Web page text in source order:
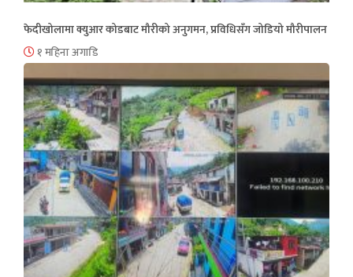
फेदीखोलामा क्युआर कोडबाट मौरीको अनुगमन, प्रविधिसँग जोडियो मौरीपालन
१ महिना अगाडि